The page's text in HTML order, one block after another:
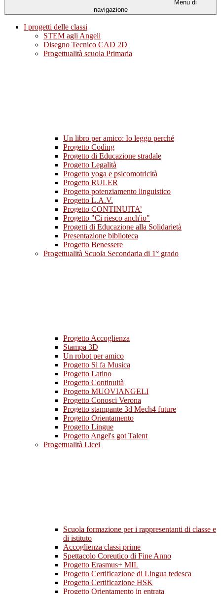
Menu di
navigazione
I progetti delle classi
STEM agli Angeli
Disegno Tecnico CAD 2D
Progettualità scuola Primaria
Un libro per amico: Io leggo perché
Progetto Coding
Progetto di Educazione stradale
Progetto Legalità
Progetto yoga e psicomotricità
Progetto RULER
Progetto potenziamento linguistico
Progetto L.A.V.
Progetto CONTINUITA’
Progetto "Ci riesco anch'io"
Progetti di Educazione alla Solidarietà
Presentazione biblioteca
Progetto Benessere
Progettualità Scuola Secondaria di 1° grado
Progetto Accoglienza
Stampa 3D
Un robot per amico
Progetto Si fa Musica
Progetto Latino
Progetto Continuità
Progetto MUOVIANGELI
Progetto Conosci Verona
Progetto stampante 3d Mech4 future
Progetto Orientamento
Progetto Lingue
Progetto Angel's got Talent
Progettualità Licei
Scuola formazione per i rappresentanti di classe e
di istituto
Accoglienza classi prime
Spettacolo Coreutico di Fine Anno
Progetto Erasmus+ MIL
Progetto Certificazione di Lingua tedesca
Progetto Certificazione HSK
Progetto Orientamento in entrata